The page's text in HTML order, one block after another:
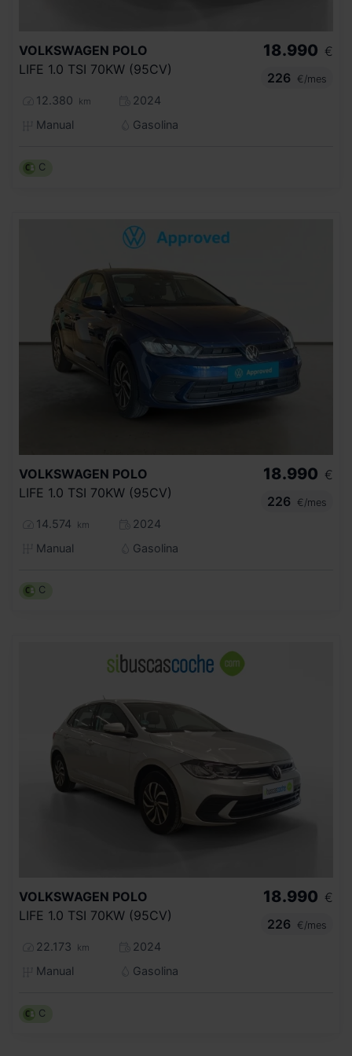
VOLKSWAGEN POLO
LIFE 1.0 TSI 70KW (95CV)
12.380 km
2024
Manual
Gasolina
18.990 €
226
€/mes
C
VOLKSWAGEN POLO
LIFE 1.0 TSI 70KW (95CV)
14.574 km
2024
Manual
Gasolina
18.990 €
226
€/mes
C
VOLKSWAGEN POLO
LIFE 1.0 TSI 70KW (95CV)
22.173 km
2024
Manual
Gasolina
18.990 €
226
€/mes
C